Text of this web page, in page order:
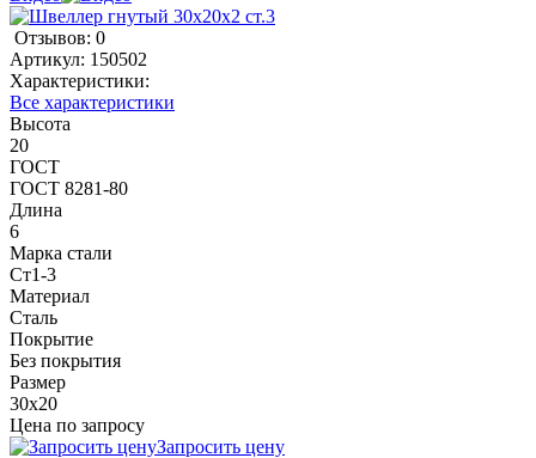
Отзывов: 0
Артикул: 150502
Характеристики:
Все характеристики
Высота
20
ГОСТ
ГОСТ 8281-80
Длина
6
Марка стали
Ст1-3
Материал
Сталь
Покрытие
Без покрытия
Размер
30х20
Цена по запросу
Запросить цену